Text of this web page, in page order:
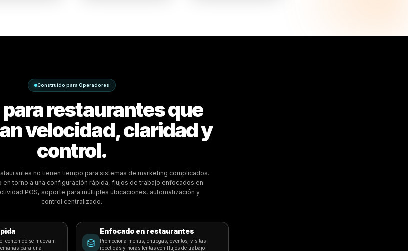
Restaurantes de Chefs Entregas